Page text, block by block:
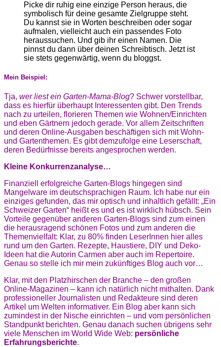
Picke dir ruhig eine einzige Person heraus, die
symbolisch für deine gesamte Zielgruppe steht.
Du kannst sie in Worten beschreiben oder sogar
aufmalen, vielleicht auch ein passendes Foto
heraussuchen. Und gib ihr einen Namen. Die
pinnst du dann über deinen Schreibtisch. Jetzt ist
sie stets gegenwärtig, wenn du bloggst.
Mein Beispiel:
Tja, wer liest ein Garten-Mama-Blog? Schwer vorstellbar,
dass es hierfür überhaupt Interessenten gibt. Den Trends
nach zu urteilen, florieren Themen wie Wohnen/Einrichten
und eben Gärtnern jedoch gerade. Vor allem Zeitschriften
und deren Online-Ausgaben beschäftigen sich mit Wohn-
und Gartenthemen. Es gibt demzufolge eine Leserschaft,
deren Bedürfnisse bereits angesprochen werden.
Kleine Konkurrenzanalyse…
Finanziell erfolgreiche Garten-Blogs hingegen sind
Mangelware im deutschsprachigen Raum. Ich habe nur ein
einziges gefunden, das mir optisch und inhaltlich gefällt: „Ein
Schweizer Garten“ heißt es und es ist wirklich hübsch. Sein
Vorteile gegenüber anderen Garten-Blogs sind zum einen
die herausragend schönen Fotos und zum anderen die
Themenvielfalt: Klar, zu 80% finden LeserInnen hier alles
rund um den Garten. Rezepte, Haustiere, DIY und Deko-
Ideen hat die Autorin Carmen aber auch im Repertoire.
Genau so stelle ich mir mein zukünftiges Blog auch vor…
Klar, mit den Platzhirschen der Branche – den großen
Online-Magazinen – kann ich natürlich nicht mithalten. Dank
professioneller Journalisten und Redakteure sind deren
Artikel um Welten informativer. Ein Blog aber kann sich
zumindest in der Nische einrichten – und vom persönlichen
Standpunkt berichten. Genau danach suchen übrigens sehr
viele Menschen im World Wide Web: persönliche
Erfahrungsberichte.